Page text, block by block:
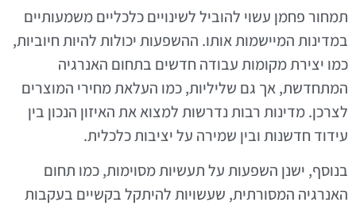
תמחור פחמן עשוי להוביל לשינויים כלכליים משמעותיים
במדינות המיישמות אותו. ההשפעות יכולות להיות חיוביות,
כמו יצירת מקומות עבודה חדשים בתחום האנרגיה
המתחדשת, אך גם שליליות, כמו העלאת מחירי המוצרים
לצרכן. מדינות רבות נדרשות למצוא את האיזון הנכון בין
עידוד חדשנות ובין שמירה על יציבות כלכלית.
בנוסף, ישנן השפעות על תעשיות מסוימות, כמו תחום
האנרגיה המסורתית, שעשויות להיתקל בקשיים בעקבות